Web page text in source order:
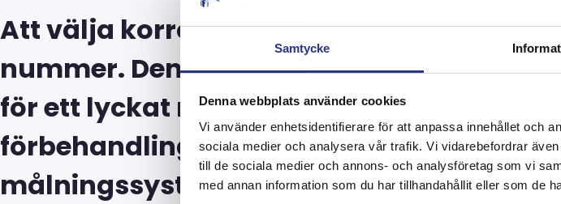
Samtycke
Denna webbplats använder cookies
Vi använder enhetsidentifierare för att anpassa innehållet och
sociala medier och analysera vår trafik. Vi vidarebefordrar
till de sociala medier och annons- och analysföretag som vi
med annan information som du har tillhandahållit eller som de
Att välja korrosivitetsklass handlar en
nummer. Den är skriven av Kurt
för ett lyckat rostskydd krävs det att
förbehandling, rätt bestämning av
målningssystem. Läs hela artikeln här!